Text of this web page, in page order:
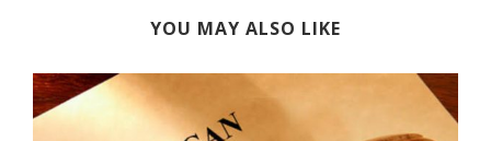
YOU MAY ALSO LIKE